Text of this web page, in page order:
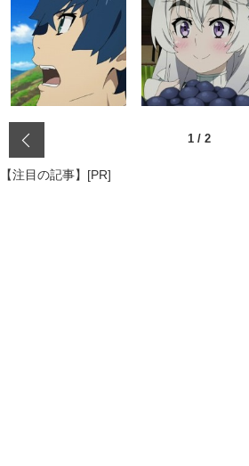
1 / 2
【注目の記事】[PR]